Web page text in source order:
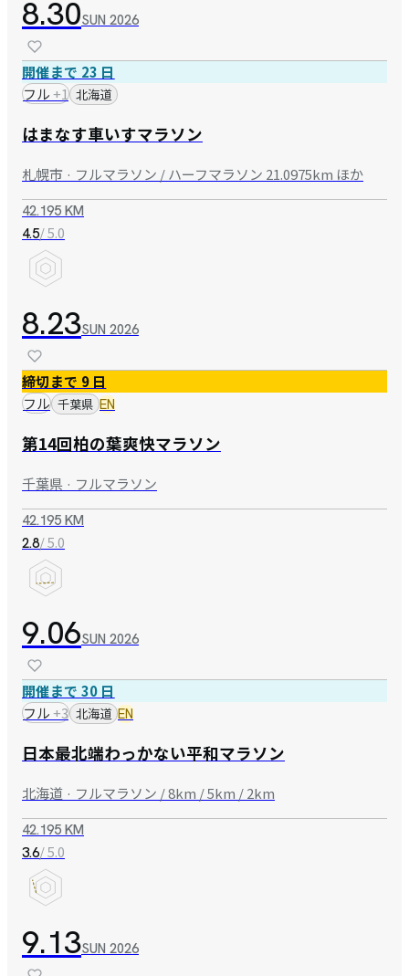
8.30SUN 2026
開催まで 23 日
フル+1 北海道
はまなす車いすマラソン
札幌市 · フルマラソン / ハーフマラソン 21.0975km ほか
42.195 KM
4.5/ 5.0
8.23SUN 2026
締切まで 9 日
フル 千葉県 EN
第14回柏の葉爽快マラソン
千葉県 · フルマラソン
42.195 KM
2.8/ 5.0
9.06SUN 2026
開催まで 30 日
フル+3 北海道 EN
日本最北端わっかない平和マラソン
北海道 · フルマラソン / 8km / 5km / 2km
42.195 KM
3.6/ 5.0
9.13SUN 2026